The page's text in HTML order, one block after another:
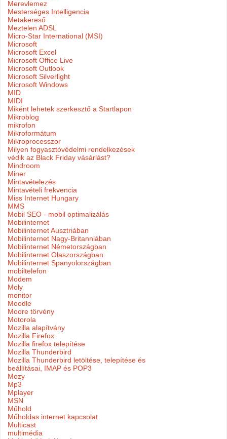
Merevlemez
Mesterséges Intelligencia
Metakereső
Meztelen ADSL
Micro-Star International (MSI)
Microsoft
Microsoft Excel
Microsoft Office Live
Microsoft Outlook
Microsoft Silverlight
Microsoft Windows
MID
MIDI
Miként lehetek szerkesztő a Startlapon
Mikroblog
mikrofon
Mikroformátum
Mikroprocesszor
Milyen fogyasztóvédelmi rendelkezések
védik az Black Friday vásárlást?
Mindroom
Miner
Mintavételezés
Mintavételi frekvencia
Miss Internet Hungary
MMS
Mobil SEO - mobil optimalizálás
Mobilinternet
Mobilinternet Ausztriában
Mobilinternet Nagy-Britanniában
Mobilinternet Németországban
Mobilinternet Olaszországban
Mobilinternet Spanyolországban
mobiltelefon
Modem
Moly
monitor
Moodle
Moore törvény
Motorola
Mozilla alapítvány
Mozilla Firefox
Mozilla firefox telepítése
Mozilla Thunderbird
Mozilla Thunderbird letöltése, telepítése és
beállításai, IMAP és POP3
Mozy
Mp3
Mplayer
MSN
Műhold
Műholdas internet kapcsolat
Multicast
multimédia